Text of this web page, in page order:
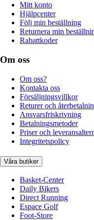
Mitt konto
Hjälpcenter
Följ min beställning
Returnera min
Rabattkoder
Om oss
Om oss?
Kontakta oss
Försäljningsvillkor
Returer och
Ansvarsfriskrivning
Betalningsmetoder
Priser och
Integritetspolicy
Våra butiker
Basket-Center
Daily Bikers
Direct Running
Espace Golf
Foot-Store